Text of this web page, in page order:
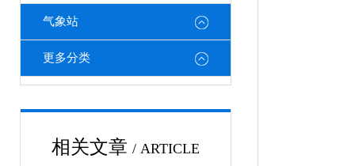
气象站
更多分类
相关文章 / ARTICLE